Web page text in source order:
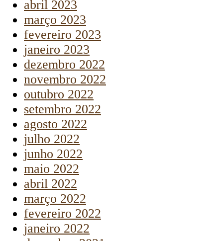
abril 2023
março 2023
fevereiro 2023
janeiro 2023
dezembro 2022
novembro 2022
outubro 2022
setembro 2022
agosto 2022
julho 2022
junho 2022
maio 2022
abril 2022
março 2022
fevereiro 2022
janeiro 2022